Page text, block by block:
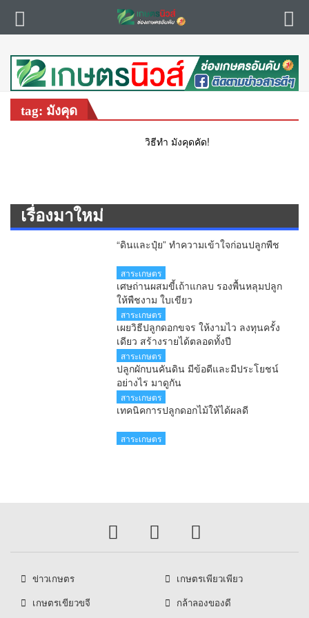
tag: มังคุด
วิธีทำ มังคุดคัด!
เรื่องมาใหม่
“ดินและปุ๋ย” ทำความเข้าใจก่อนปลูกพืช
สาระเกษตร
เศษถ่านผสมขี้เถ้าแกลบ รองพื้นหลุมปลูก
ให้พืชงาม ใบเขียว
สาระเกษตร
เผยวิธีปลูกดอกขจร ให้งามไว ลงทุนครั้ง
เดียว สร้างรายได้ตลอดทั้งปี
สาระเกษตร
ปลูกผักบนคันดิน มีข้อดีและมีประโยชน์
อย่างไร มาดูกัน
สาระเกษตร
เทคนิคการปลูกดอกไม้ให้ได้ผลดี
สาระเกษตร
ข่าวเกษตร
เกษตรเพียวเพียว
เกษตรเขียวขจี
กล้าลองของดี